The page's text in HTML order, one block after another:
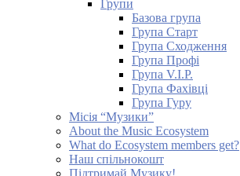
Групи
Базова група
Група Старт
Група Сходження
Група Профі
Група V.I.P.
Група Фахівці
Група Гуру
Місія “Музики”
About the Music Ecosystem
What do Ecosystem members get?
Наш спільнокошт
Підтримай Музику!